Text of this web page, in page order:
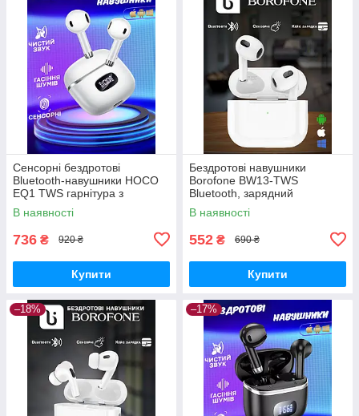
Сенсорні бездротові
Bluetooth-навушники HOCO
EQ1 TWS гарнітура з
зарядним кейсом Білі
В наявності
736 ₴ 920 ₴
Купити
Бездротові навушники
Borofone BW13-TWS
Bluetooth, зарядний
кейс,White
В наявності
552 ₴ 690 ₴
Купити
–18% –17%